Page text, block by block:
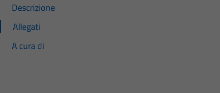
Descrizione
Allegati
A cura di